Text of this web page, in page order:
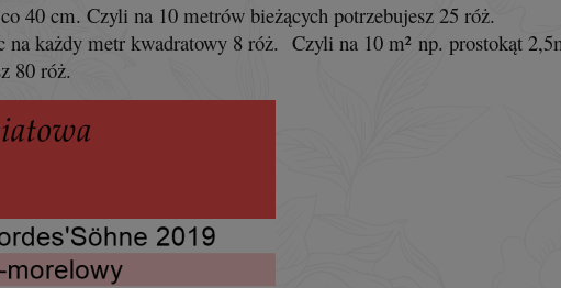
40 cm. Czyli na 10 metrów bieżących potrzebujesz 25 róż.
na każdy metr kwadratowy 8 róż. Czyli na 10 m² np. prostokąt
80 róż.